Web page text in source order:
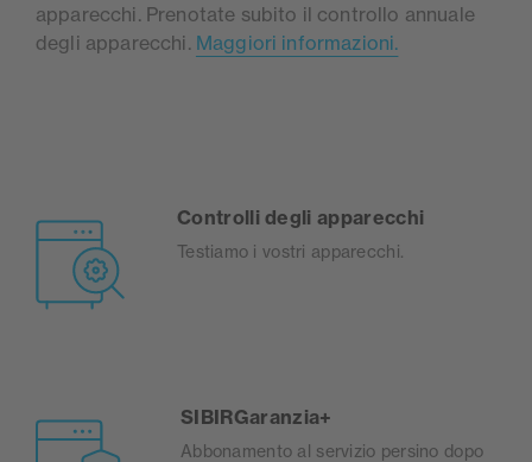
apparecchi. Prenotate subito il controllo annuale
degli apparecchi. Maggiori informazioni.
Controlli degli apparecchi
Testiamo i vostri apparecchi.
SIBIRGaranzia+
Abbonamento al servizio persino dopo